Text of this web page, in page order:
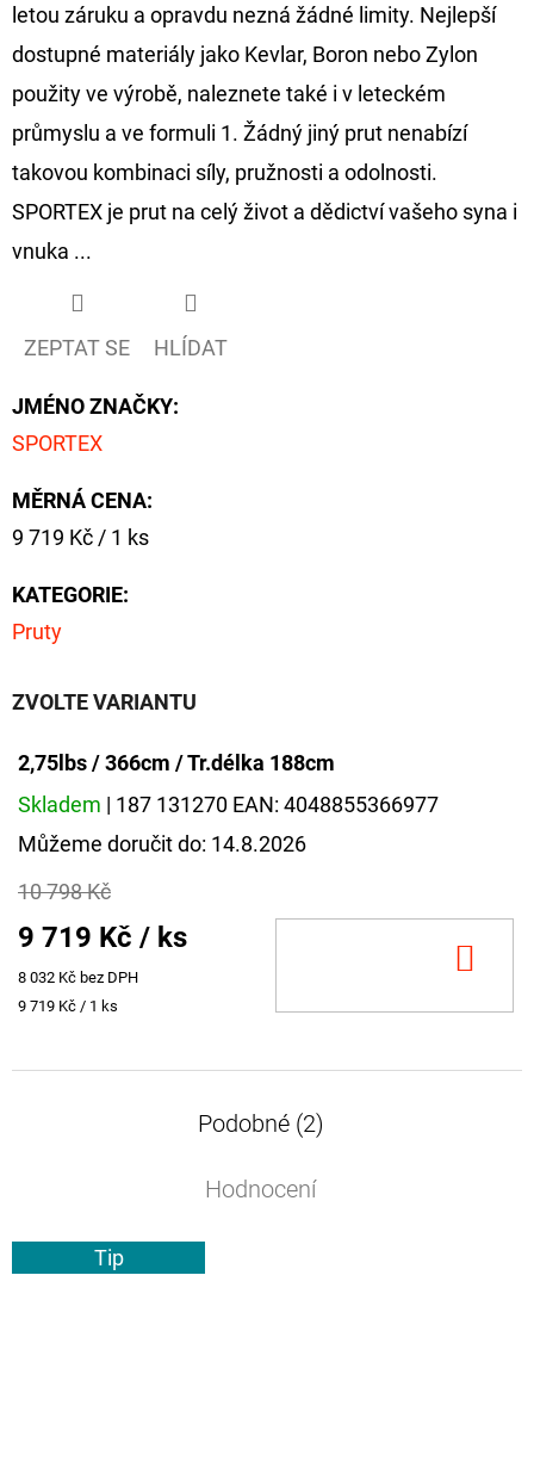
letou záruku a opravdu nezná žádné limity. Nejlepší
dostupné materiály jako Kevlar, Boron nebo Zylon
použity ve výrobě, naleznete také i v leteckém
průmyslu a ve formuli 1. Žádný jiný prut nenabízí
takovou kombinaci síly, pružnosti a odolnosti.
SPORTEX je prut na celý život a dědictví vašeho syna i
vnuka ...
ZEPTAT SE HLÍDAT
JMÉNO ZNAČKY:
SPORTEX
MĚRNÁ CENA:
Měrná
9 719 Kč / 1 ks
KATEGORIE:
Pruty
ZVOLTE VARIANTU
2,75lbs / 366cm / Tr.délka 188cm
Skladem | 187 131270 EAN: 4048855366977
Můžeme doručit do: 14.8.2026
10 798 Kč
9 719 Kč / ks
8 032 Kč bez DPH
Měrná
9 719 Kč / 1 ks
Podobné (2)
Hodnocení
Tip